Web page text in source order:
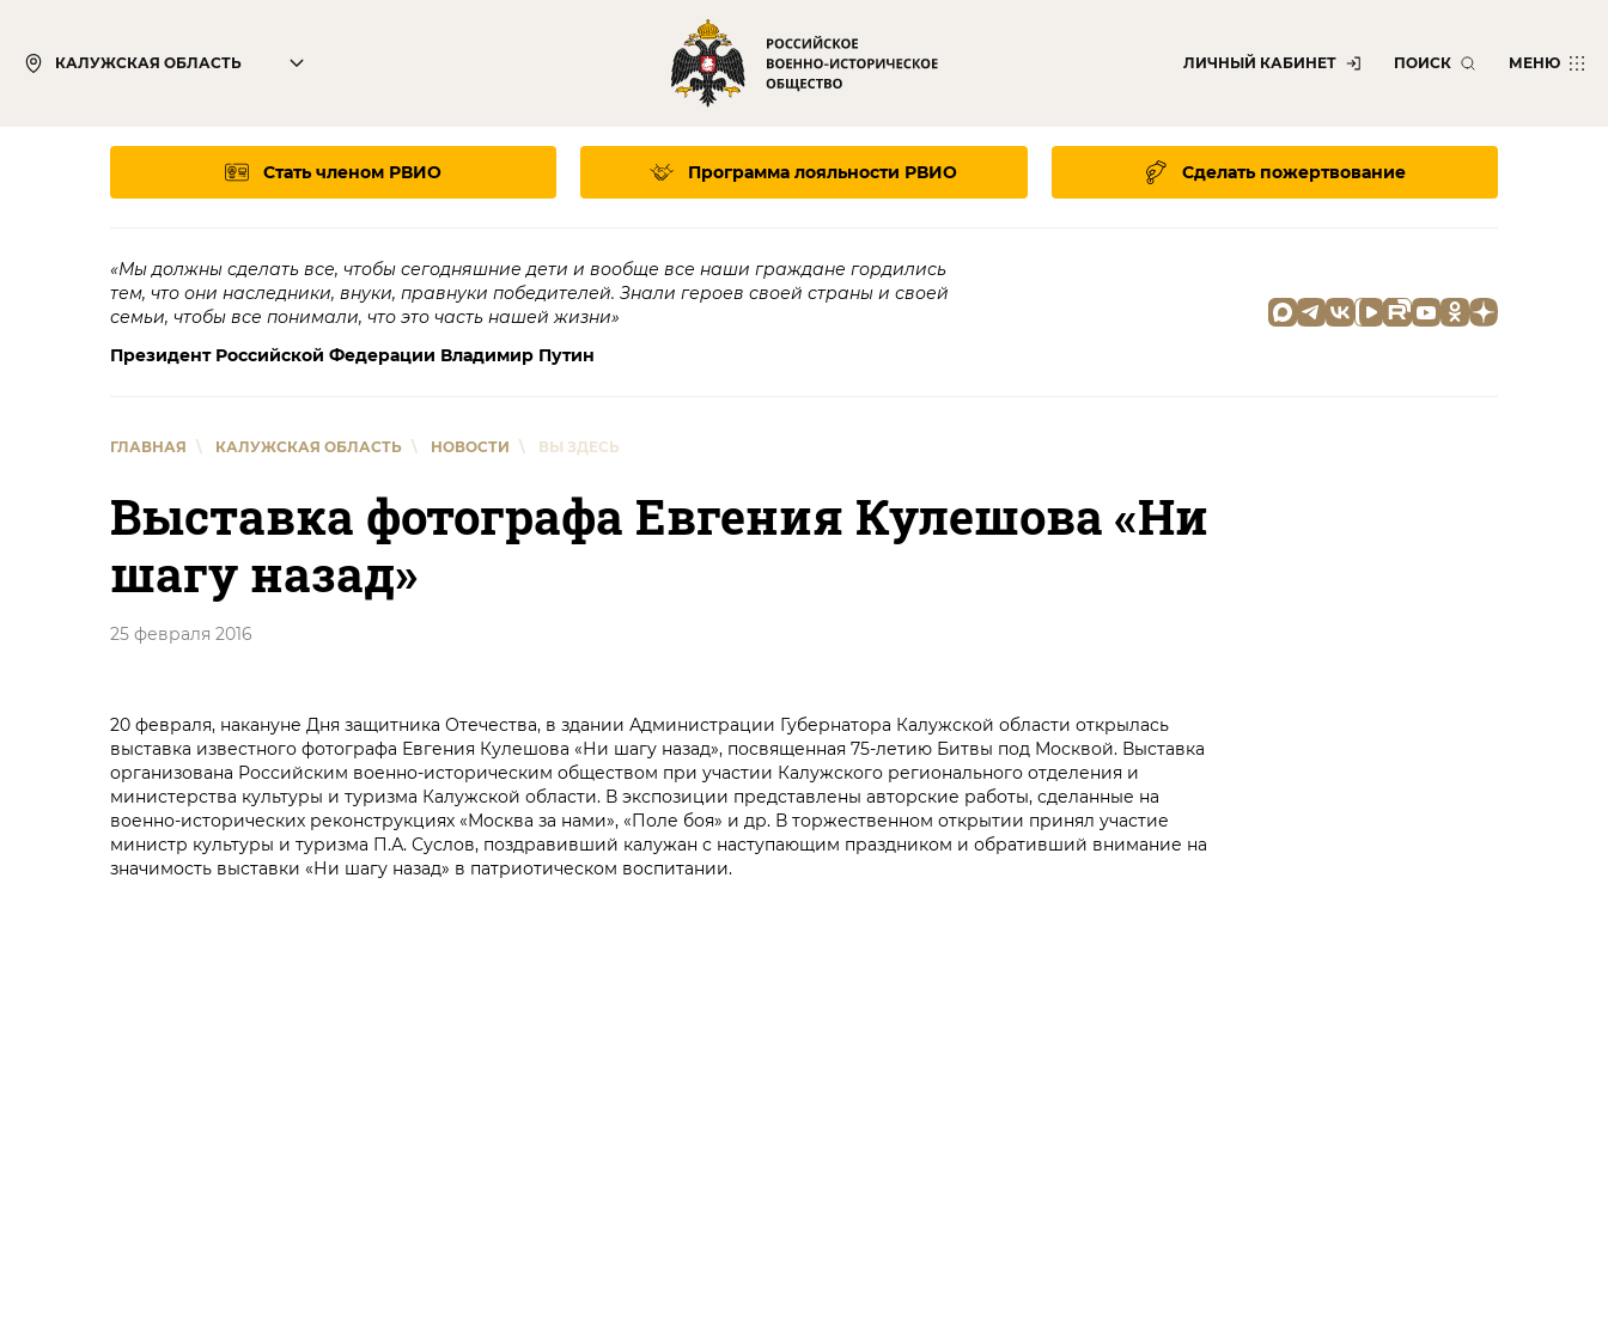
КАЛУЖСКАЯ ОБЛАСТЬ ЛИЧНЫЙ КАБИНЕТ ПОИСК МЕНЮ
Стать членом РВИО Программа лояльности РВИО Сделать пожертвование
«Мы должны сделать все, чтобы сегодняшние дети и вообще все наши граждане гордились
тем, что они наследники, внуки, правнуки победителей. Знали героев своей страны и своей
семьи, чтобы все понимали, что это часть нашей жизни»
Президент Российской Федерации Владимир Путин
ГЛАВНАЯ \ КАЛУЖСКАЯ ОБЛАСТЬ \ НОВОСТИ \ ВЫ ЗДЕСЬ
Выставка фотографа Евгения Кулешова «Ни
шагу назад»
25 февраля 2016
20 февраля, накануне Дня защитника Отечества, в здании Администрации Губернатора Калужской области открылась
выставка известного фотографа Евгения Кулешова «Ни шагу назад», посвященная 75-летию Битвы под Москвой. Выставка
организована Российским военно-историческим обществом при участии Калужского регионального отделения и
министерства культуры и туризма Калужской области. В экспозиции представлены авторские работы, сделанные на
военно-исторических реконструкциях «Москва за нами», «Поле боя» и др. В торжественном открытии принял участие
министр культуры и туризма П.А. Суслов, поздравивший калужан с наступающим праздником и обративший внимание на
значимость выставки «Ни шагу назад» в патриотическом воспитании.